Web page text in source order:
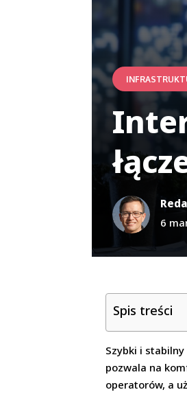
6
Spis treści
Szybki i
pozwala na
operatorów, a